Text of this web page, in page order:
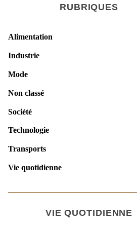
RUBRIQUES
Alimentation
Industrie
Mode
Non classé
Société
Technologie
Transports
Vie quotidienne
VIE QUOTIDIENNE